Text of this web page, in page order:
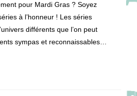
pour Mardi Gras ? Soyez
à l’honneur ! Les séries
différents que l’on peut
sympas et reconnaissables…